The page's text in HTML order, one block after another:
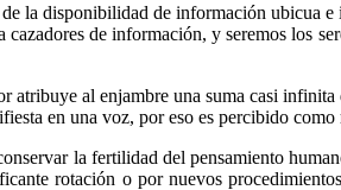
la disponibilidad de información ubicua
de información, y seremos los
atribuye al enjambre una suma casi
en una voz, por eso es percibido como
la fertilidad del pensamiento
rotación o por nuevos